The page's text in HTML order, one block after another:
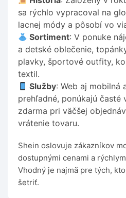
sa rýchlo vypracoval na
lacnej módy a pôsobí vo
Sortiment: V ponuke
a detské oblečenie,
plavky, športové outfity,
textil.
Služby: Web aj mobilná
prehľadné, ponúkajú časté
zdarma pri väčšej
vrátenie tovaru.
Shein oslovuje zákazníkov
dostupnými cenami a
Vhodný je najmä pre tých,
šetriť.